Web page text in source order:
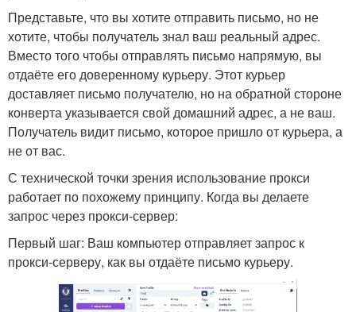
Представьте, что вы хотите отправить письмо, но не
хотите, чтобы получатель знал ваш реальный адрес.
Вместо того чтобы отправлять письмо напрямую, вы
отдаёте его доверенному курьеру. Этот курьер
доставляет письмо получателю, но на обратной стороне
конверта указывается свой домашний адрес, а не ваш.
Получатель видит письмо, которое пришло от курьера, а
не от вас.
С технической точки зрения использование прокси
работает по похожему принципу. Когда вы делаете
запрос через прокси-сервер:
Первый шаг: Ваш компьютер отправляет запрос к
прокси-серверу, как вы отдаёте письмо курьеру.